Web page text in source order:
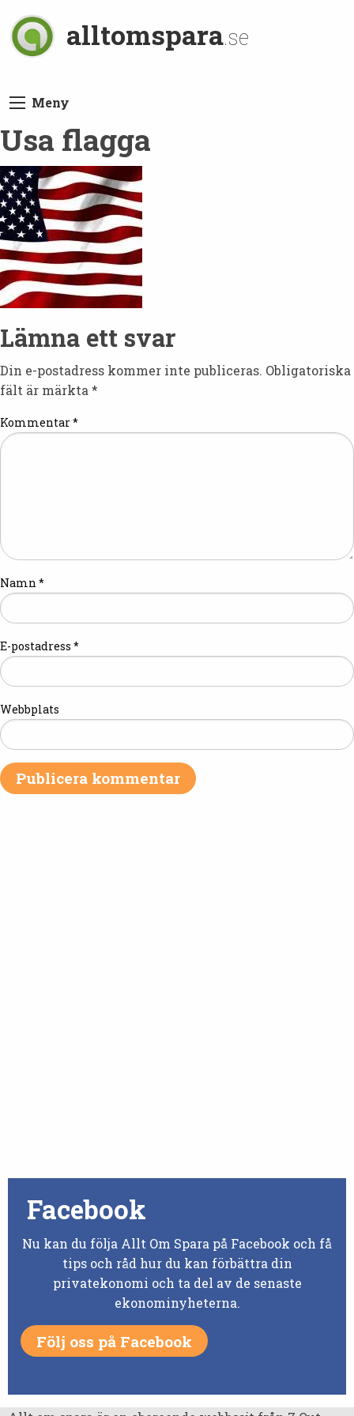
alltomspara.se
Meny
Usa flagga
Lämna ett svar
Din e-postadress kommer inte publiceras. Obligatoriska
fält är märkta *
Kommentar*
Namn *
E-postadress *
Webbplats
Facebook
Nu kan du följa Allt Om Spara på Facebook och få
tips och råd hur du kan förbättra din
privatekonomi och ta del av de senaste
ekonominyheterna.
Följ oss på Facebook